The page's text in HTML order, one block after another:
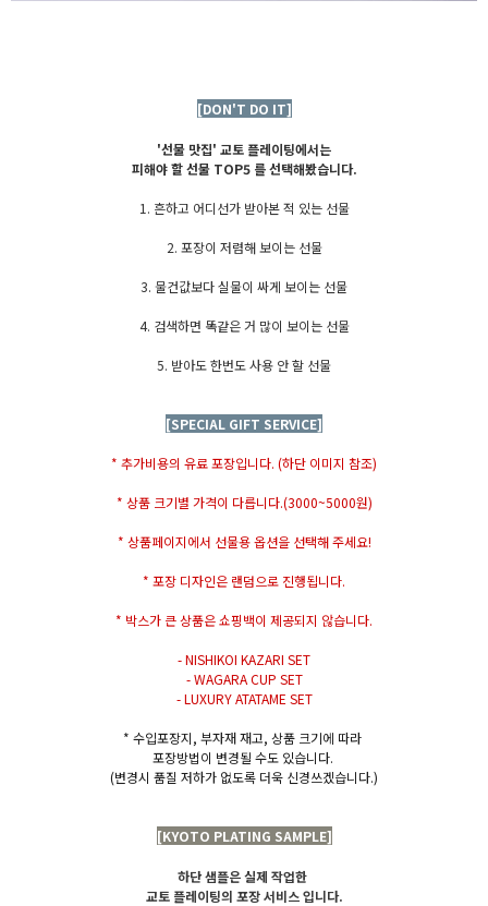
[DON'T DO IT]
'선물 맛집' 교토 플레이팅에서는
피해야 할 선물 TOP5 를 선택해봤습니다.
1. 흔하고 어디선가 받아본 적 있는 선물
2. 포장이 저렴해 보이는 선물
3. 물건값보다 실물이 싸게 보이는 선물
4. 검색하면 똑같은 거 많이 보이는 선물
5. 받아도 한번도 사용 안 할 선물
[SPECIAL GIFT SERVICE]
* 추가비용의 유료 포장입니다. (하단 이미지 참조)
* 상품 크기별 가격이 다릅니다.(3000~5000원)
* 상품페이지에서 선물용 옵션을 선택해 주세요!
* 포장 디자인은 랜덤으로 진행됩니다.
* 박스가 큰 상품은 쇼핑백이 제공되지 않습니다.
- NISHIKOI KAZARI SET
- WAGARA CUP SET
- LUXURY ATATAME SET
* 수입포장지, 부자재 재고, 상품 크기에 따라
포장방법이 변경될 수도 있습니다.
(변경시 품질 저하가 없도록 더욱 신경쓰겠습니다.)
[KYOTO PLATING SAMPLE]
하단 샘플은 실제 작업한
교토 플레이팅의 포장 서비스 입니다.